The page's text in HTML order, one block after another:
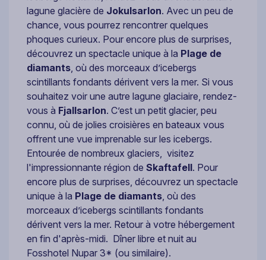
lagune glacière de Jokulsarlon. Avec un peu de
chance, vous pourrez rencontrer quelques
phoques curieux. Pour encore plus de surprises,
découvrez un spectacle unique à la Plage de
diamants, où des morceaux d’icebergs
scintillants fondants dérivent vers la mer. Si vous
souhaitez voir une autre lagune glaciaire, rendez-
vous à Fjallsarlon. C’est un petit glacier, peu
connu, où de jolies croisières en bateaux vous
offrent une vue imprenable sur les icebergs.
Entourée de nombreux glaciers, visitez
l'impressionnante région de Skaftafell. Pour
encore plus de surprises, découvrez un spectacle
unique à la Plage de diamants, où des
morceaux d’icebergs scintillants fondants
dérivent vers la mer. Retour à votre hébergement
en fin d'après-midi. Dîner libre et nuit au
Fosshotel Nupar 3* (ou similaire).